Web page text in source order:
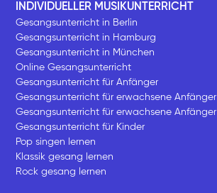
INDIVIDUELLER MUSIKUNTERRICHT
Gesangsunterricht in Berlin
Gesangsunterricht in Hamburg
Gesangsunterricht in München
Online Gesangsunterricht
Gesangsunterricht für Anfänger
Gesangsunterricht für erwachsene Anfänger
Gesangsunterricht für erwachsene Anfänger
Gesangsunterricht für Kinder
Pop singen lernen
Klassik gesang lernen
Rock gesang lernen